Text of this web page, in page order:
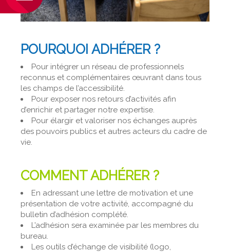
POURQUOI ADHÉRER ?
Pour intégrer un réseau de professionnels
reconnus et complémentaires œuvrant dans tous
les champs de l’accessibilité.
Pour exposer nos retours d’activités afin
d’enrichir et partager notre expertise.
Pour élargir et valoriser nos échanges auprès
des pouvoirs publics et autres acteurs du cadre de
vie.
COMMENT ADHÉRER ?
En adressant une lettre de motivation et une
présentation de votre activité, accompagné du
bulletin d’adhésion complété.
L’adhésion sera examinée par les membres du
bureau.
Les outils d’échange de visibilité (logo,